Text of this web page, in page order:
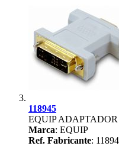
118945
EQUIP
Marca: EQUIP
Ref. Fabricante: